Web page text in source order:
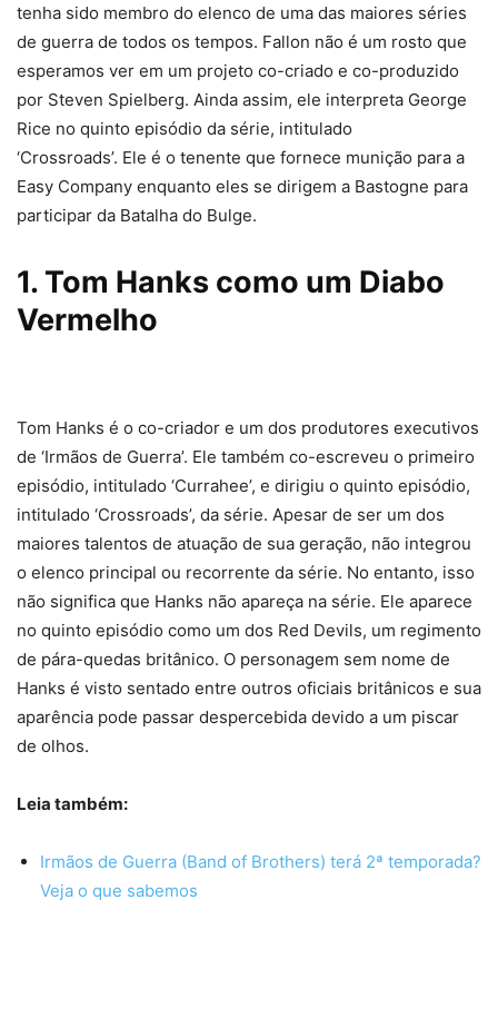
tenha sido membro do elenco de uma das maiores séries
de guerra de todos os tempos. Fallon não é um rosto que
esperamos ver em um projeto co-criado e co-produzido
por Steven Spielberg. Ainda assim, ele interpreta George
Rice no quinto episódio da série, intitulado
‘Crossroads’. Ele é o tenente que fornece munição para a
Easy Company enquanto eles se dirigem a Bastogne para
participar da Batalha do Bulge.
1. Tom Hanks como um Diabo
Vermelho
Tom Hanks é o co-criador e um dos produtores executivos
de ‘Irmãos de Guerra’. Ele também co-escreveu o primeiro
episódio, intitulado ‘Currahee’, e dirigiu o quinto episódio,
intitulado ‘Crossroads’, da série. Apesar de ser um dos
maiores talentos de atuação de sua geração, não integrou
o elenco principal ou recorrente da série. No entanto, isso
não significa que Hanks não apareça na série. Ele aparece
no quinto episódio como um dos Red Devils, um regimento
de pára-quedas britânico. O personagem sem nome de
Hanks é visto sentado entre outros oficiais britânicos e sua
aparência pode passar despercebida devido a um piscar
de olhos.
Leia também:
Irmãos de Guerra (Band of Brothers) terá 2ª temporada?
Veja o que sabemos